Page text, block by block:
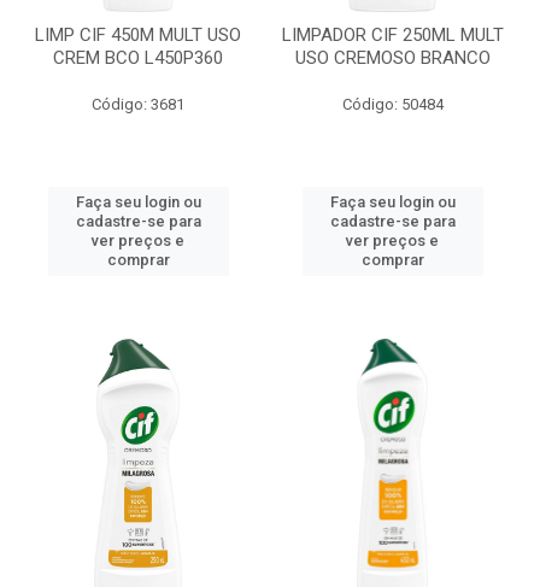
LIMP CIF 450M MULT USO
CREM BCO L450P360
Código: 3681
Faça seu login ou
cadastre-se para
ver preços e
comprar
LIMPADOR CIF 250ML MULT
USO CREMOSO BRANCO
Código: 50484
Faça seu login ou
cadastre-se para
ver preços e
comprar